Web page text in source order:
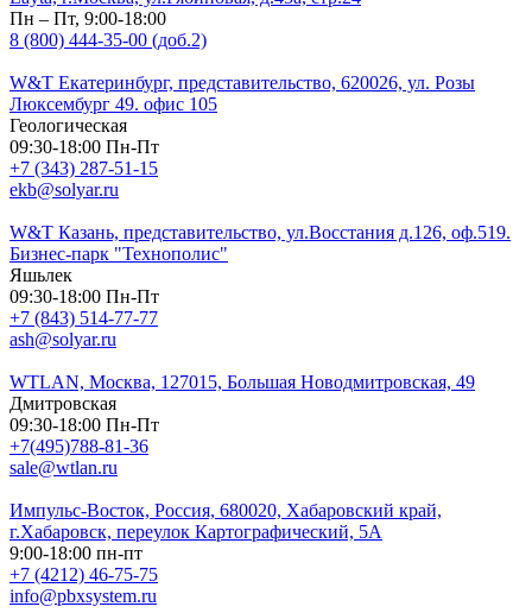
Пн – Пт, 9:00-18:00
8 (800) 444-35-00 (доб.2)
W&T Екатеринбург, представительство, 620026, ул. Розы
Люксембург 49. офис 105
Геологическая
09:30-18:00 Пн-Пт
+7 (343) 287-51-15
ekb@solyar.ru
W&T Казань, представительство, ул.Восстания д.126, оф.519.
Бизнес-парк "Технополис"
Яшьлек
09:30-18:00 Пн-Пт
+7 (843) 514-77-77
ash@solyar.ru
WTLAN, Москва, 127015, Большая Новодмитровская, 49
Дмитровская
09:30-18:00 Пн-Пт
+7(495)788-81-36
sale@wtlan.ru
Импульс-Восток, Россия, 680020, Хабаровский край,
г.Хабаровск, переулок Картографический, 5А
9:00-18:00 пн-пт
+7 (4212) 46-75-75
info@pbxsystem.ru